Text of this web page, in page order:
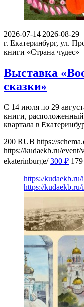
2026-07-14 2026-08-29
г. Екатеринбург, ул.
книги «Страна чудес»
Выставка
сказки»
С 14 июля по 29
книги,
квартала в
200 RUB https://
https://kudaekb.ru/
ekaterinburge/ 300 ₽ 179
https://
https://